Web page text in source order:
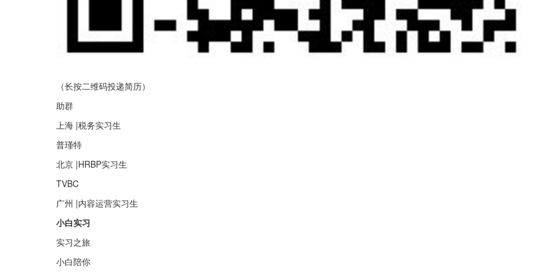
（长按二维码投递简历）
助群
上海 |税务实习生
普瑾特
北京 |HRBP实习生
TVBC
广州 |内容运营实习生
小白实习
实习之旅
小白陪你